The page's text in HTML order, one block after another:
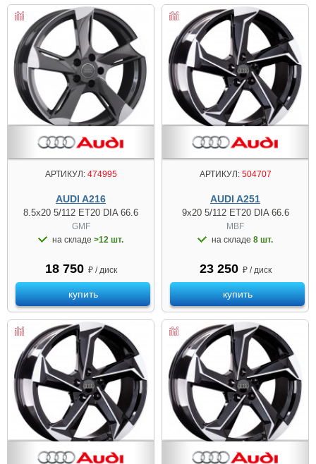
АРТИКУЛ:474995
AUDI A216
8.5x20 5/112 ET20 DIA 66.6
GMF
на складе >12 шт.
18 750 ₽ / диск
купить
АРТИКУЛ:504707
AUDI A251
9x20 5/112 ET20 DIA 66.6
MBF
на складе 8 шт.
23 250 ₽ / диск
купить